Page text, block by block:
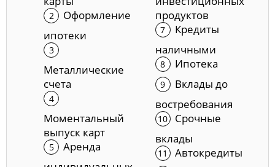
Оформление
ипотеки
Металлические
счета
Моментальный
выпуск карт
Аренда
продуктов
Кредиты
наличными
Ипотека
Вклады до
востребования
Срочные
вклады
Автокредиты